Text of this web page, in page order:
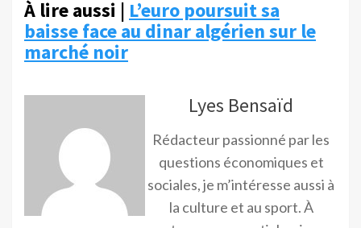
À lire aussi | L’euro poursuit sa
baisse face au dinar algérien sur le
marché noir
Lyes Bensaïd
Rédacteur passionné par les
questions économiques et
sociales, je m’intéresse aussi à
la culture et au sport. À